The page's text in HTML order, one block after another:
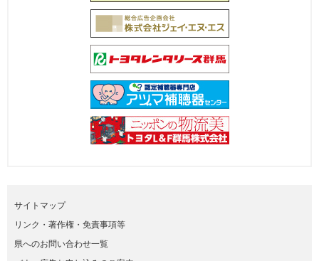
サイトマップ
リンク・著作権・免責事項等
県へのお問い合わせ一覧